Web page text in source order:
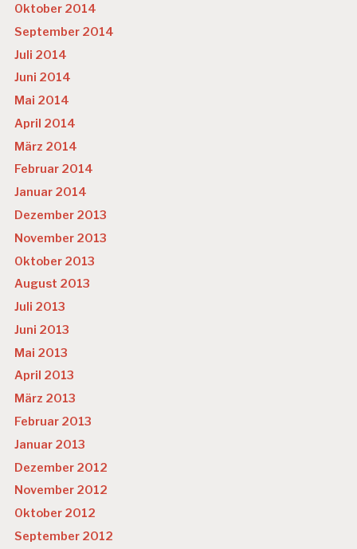
Oktober 2014
September 2014
Juli 2014
Juni 2014
Mai 2014
April 2014
März 2014
Februar 2014
Januar 2014
Dezember 2013
November 2013
Oktober 2013
August 2013
Juli 2013
Juni 2013
Mai 2013
April 2013
März 2013
Februar 2013
Januar 2013
Dezember 2012
November 2012
Oktober 2012
September 2012